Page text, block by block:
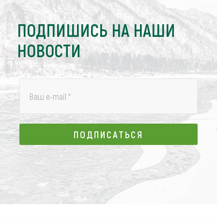
ПОДПИШИСЬ НА НАШИ
НОВОСТИ
Ваш e-mail *
ПОДПИСАТЬСЯ
ПОДПИСАТЬСЯ